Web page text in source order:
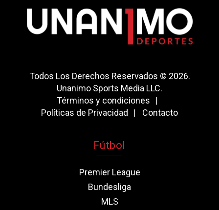
Todos Los Derechos Reservados © 2026.
Unanimo Sports Media LLC.
Términos y condiciones
Políticas de Privacidad
Contacto
Fútbol
Premier League
Bundesliga
MLS